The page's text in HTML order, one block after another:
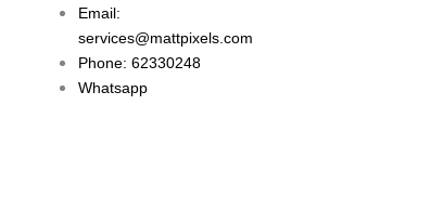
Email:
services@mattpixels.com
Phone: 62330248
Whatsapp